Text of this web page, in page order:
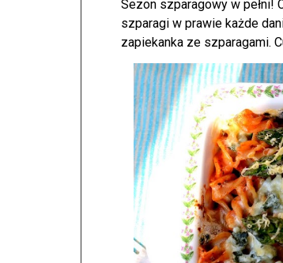
Sezon szparagowy w pełni!
szparagi w prawie każde
zapiekanka ze szparagami.